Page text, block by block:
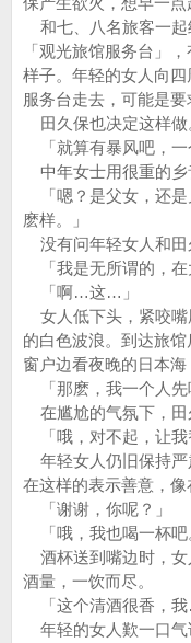
和七、八名旅客一起
「观光旅馆服务台」
样子。年轻的女人向
服务台走去，可能是要
田久保也决定这样做
「就算有暴风吧，一
中年女士用很重的乡
「嗯？是父女，还是
麽样。」
没有问年轻女人和田
「我是无所谓的，在
「啊…这…」
女人低下头，紧咬嘴
的白色波浪。到达旅
窗户边看夜晚的日本海
「那麽，我一个人先
在尴尬的气氛下，田
「哦，对不起，让我
年轻女人仍旧保持严
在这样的表示善意，像
「谢谢，你呢？」
「哦，我也喝一杯吧
酒杯送到嘴边时，女
酒量，一饮而尽。
「这个清酒很香，我
年轻的女人歎一口气